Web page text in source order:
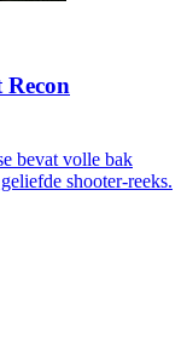
Recon
bevat volle bak
shooter-reeks.